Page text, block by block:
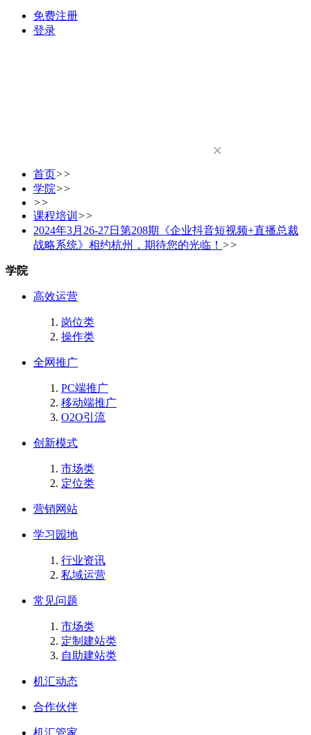
免费注册
登录
首页>>
学院>>
>>
课程培训 >>
2024年3月26-27日第208期《企业抖音短视频+直播总裁
战略系统》相约杭州，期待您的光临！ >>
学院
高效运营
岗位类
操作类
全网推广
PC端推广
移动端推广
O2O引流
创新模式
市场类
定位类
营销网站
学习园地
行业资讯
私域运营
常见问题
市场类
定制建站类
自助建站类
机汇动态
合作伙伴
机汇管家